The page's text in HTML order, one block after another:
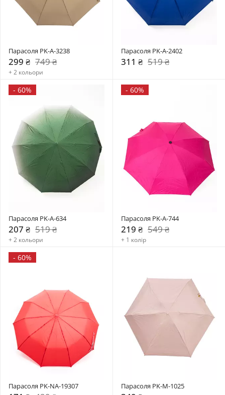
Парасоля PK-A-3238
299 ₴ 749 ₴
+ 2 кольори
Парасоля PK-A-2402
311 ₴ 519 ₴
- 60%
Парасоля PK-A-634
207 ₴ 519 ₴
+ 2 кольори
- 60%
Парасоля PK-A-744
219 ₴ 549 ₴
+ 1 колір
- 60%
Парасоля PK-NA-19307 Парасоля PK-М-1025